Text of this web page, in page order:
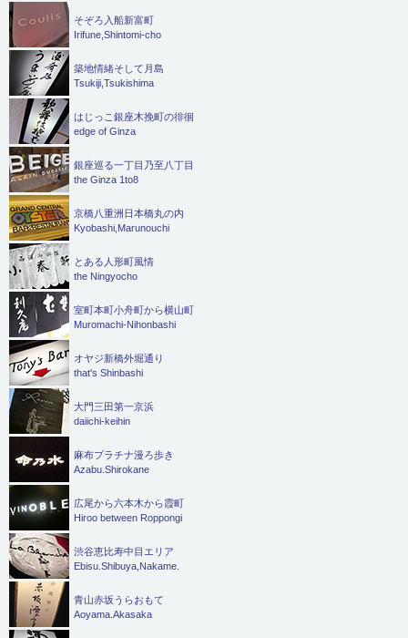
そぞろ入船新富町
Irifune,Shintomi-cho
築地情緒そして月島
Tsukiji,Tsukishima
はじっこ銀座木挽町の徘徊
edge of Ginza
銀座巡る一丁目乃至八丁目
the Ginza 1to8
京橋八重洲日本橋丸の内
Kyobashi,Marunouchi
とある人形町風情
the Ningyocho
室町本町小舟町から横山町
Muromachi-Nihonbashi
オヤジ新橋外堀通り
that's Shinbashi
大門三田第一京浜
daiichi-keihin
麻布プラチナ漫ろ歩き
Azabu.Shirokane
広尾から六本木から霞町
Hiroo between Roppongi
渋谷恵比寿中目エリア
Ebisu.Shibuya,Nakame.
青山赤坂うらおもて
Aoyama.Akasaka